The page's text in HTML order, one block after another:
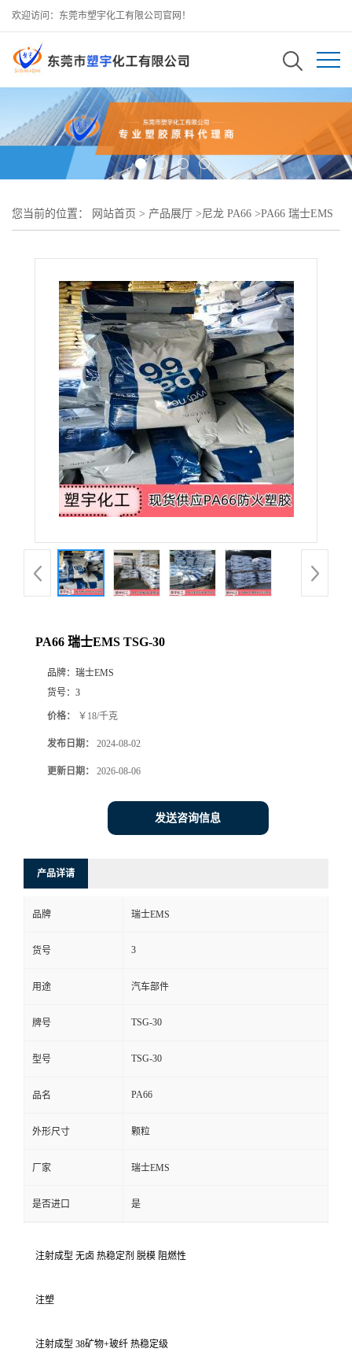
欢迎访问：东莞市塑宇化工有限公司官网！
您当前的位置： 网站首页 > 产品展厅 >尼龙 PA66 >PA66 瑞士EMS
PA66 瑞士EMS TSG-30
品牌： 瑞士EMS
货号： 3
价格： ￥18/千克
发布日期： 2024-08-02
更新日期： 2026-08-06
发送咨询信息
产品详请
品牌 瑞士EMS
货号 3
用途 汽车部件
牌号 TSG-30
型号 TSG-30
品名 PA66
外形尺寸 颗粒
厂家 瑞士EMS
是否进口 是
注射成型 无卤 热稳定剂 脱模 阻燃性
注塑
注射成型 38矿物+玻纤 热稳定级